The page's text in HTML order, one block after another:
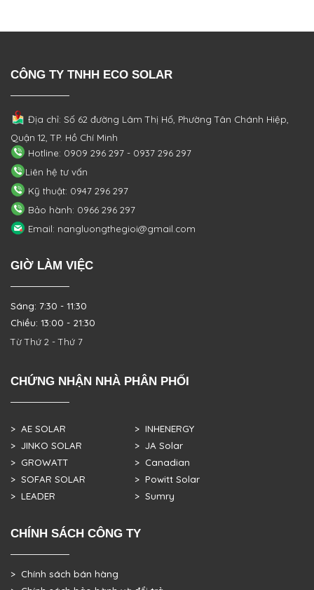
CÔNG TY TNHH ECO SOLAR
Địa chỉ: Số 62 đường Lâm Thị Hố, PhườngTân Chánh Hiệp,
Quận 12, TP. Hồ Chí Minh
Hotline: 0909 296 297 - 0937 296 297
Liên hệ tư vấn
Kỹ thuật: 0947 296 297
Bảo hành: 0966 296 297
Email: nangluongthegioi@gmail.com
GIỜ LÀM VIỆC
Sáng: 7:30 - 11:30
Chiều: 13:00 - 21:30
Từ Thứ 2 - Thứ 7
CHỨNG NHẬN NHÀ PHÂN PHỐI
> AE SOLAR
> JINKO SOLAR
> GROWATT
> SOFAR SOLAR
> LEADER
> INHENERGY
> JA Solar
> Canadian
> Powitt Solar
> Sumry
CHÍNH SÁCH CÔNG TY
> Chính sách bán hàng